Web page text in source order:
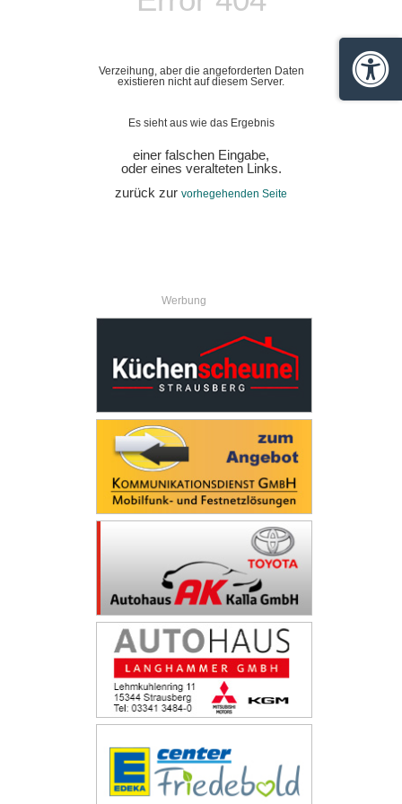
Verzeihung, aber die angeforderten Daten
existieren nicht auf diesem Server.
Es sieht aus wie das Ergebnis
einer falschen Eingabe,
oder eines veralteten Links.
zurück zur vorhegehenden Seite
Werbung